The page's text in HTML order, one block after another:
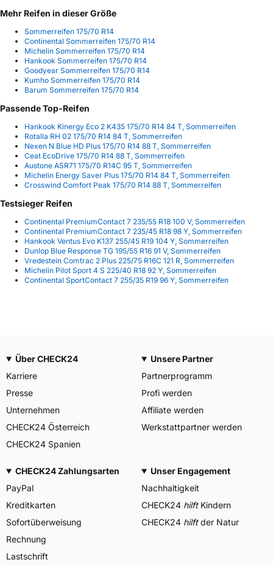
Mehr Reifen in dieser Größe
Sommerreifen 175/70 R14
Continental Sommerreifen 175/70 R14
Michelin Sommerreifen 175/70 R14
Hankook Sommerreifen 175/70 R14
Goodyear Sommerreifen 175/70 R14
Kumho Sommerreifen 175/70 R14
Barum Sommerreifen 175/70 R14
Passende Top-Reifen
Hankook Kinergy Eco 2 K435 175/70 R14 84 T, Sommerreifen
Rotalla RH 02 175/70 R14 84 T, Sommerreifen
Nexen N Blue HD Plus 175/70 R14 88 T, Sommerreifen
Ceat EcoDrive 175/70 R14 88 T, Sommerreifen
Austone ASR71 175/70 R14C 95 T, Sommerreifen
Michelin Energy Saver Plus 175/70 R14 84 T, Sommerreifen
Crosswind Comfort Peak 175/70 R14 88 T, Sommerreifen
Testsieger Reifen
Continental PremiumContact 7 235/55 R18 100 V, Sommerreifen
Continental PremiumContact 7 235/45 R18 98 Y, Sommerreifen
Hankook Ventus Evo K137 255/45 R19 104 Y, Sommerreifen
Dunlop Blue Response TG 195/55 R16 91 V, Sommerreifen
Vredestein Comtrac 2 Plus 225/75 R16C 121 R, Sommerreifen
Michelin Pilot Sport 4 S 225/40 R18 92 Y, Sommerreifen
Continental SportContact 7 255/35 R19 96 Y, Sommerreifen
Über CHECK24
Karriere
Presse
Unternehmen
CHECK24 Österreich
CHECK24 Spanien
Unsere Partner
Partnerprogramm
Profi werden
Affiliate werden
Werkstattpartner werden
CHECK24 Zahlungsarten
PayPal
Kreditkarten
Sofortüberweisung
Rechnung
Lastschrift
Unser Engagement
Nachhaltigkeit
CHECK24 hilftKindern
CHECK24 hilftder Natur